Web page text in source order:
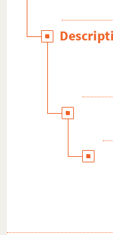
reçoit l'habit de
reçoit du pain de saint
est soutenu par
a une vision de la
lave les pieds d'un
sauve les malades de
convertit les malades
de Banega de l'Ordre du
de Salerne
Massias
Licci